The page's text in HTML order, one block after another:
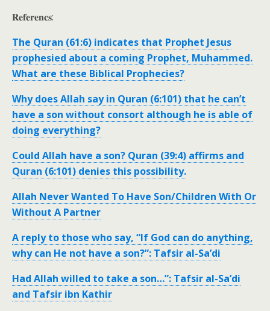
𝐑𝐞𝐟𝐞𝐫𝐞𝐧𝐜𝐬:
The Quran (61:6) indicates that Prophet Jesus
prophesied about a coming Prophet, Muhammed.
What are these Biblical Prophecies?
Why does Allah say in Quran (6:101) that he can’t
have a son without consort although he is able of
doing everything?
Could Allah have a son? Quran (39:4) affirms and
Quran (6:101) denies this possibility.
Allah Never Wanted To Have Son/Children With Or
Without A Partner
A reply to those who say, “If God can do anything,
why can He not have a son?”: Tafsir al-Sa’di
Had Allah willed to take a son…”: Tafsir al-Sa’di
and Tafsir ibn Kathir